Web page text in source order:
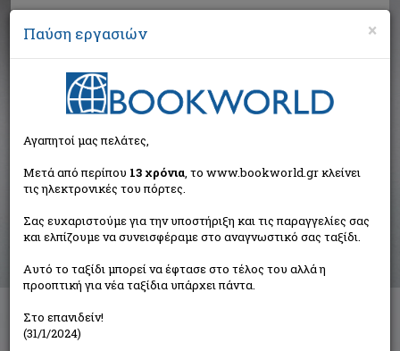
Αναζήτηση
Αποτελέσματα αναζήτησης
Συγγραφέας: Παπαγεωργίου - Βενετάς
Αλέξανδρος (25 βιβλία)
Ταξινόμηση ανά:
×
Παύση εργασιών
Αγαπητοί μας πελάτες,
Μετά από περίπου 13 χρόνια, το www.bookworld.gr κλείνει
τις ηλεκτρονικές του πόρτες.
Σας ευχαριστούμε για την υποστήριξη και τις παραγγελίες σας
και ελπίζουμε να συνεισφέραμε στο αναγνωστικό σας ταξίδι.
Αυτό το ταξίδι μπορεί να έφτασε στο τέλος του αλλά η
προοπτική για νέα ταξίδια υπάρχει πάντα.
Στο επανιδείν!
(31/1/2024)